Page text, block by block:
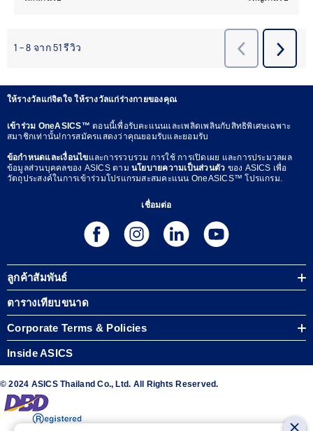
ให้รางวัลแก่จิตใจ ให้รางวัลแก่ร่างกายของคุณ
เข้าร่วม OneASICS™ตอนนี้เพื่อรับคะแนนและเพลิดเพลินกับสิทธิพิเศษเฉพาะ
สมาชิกเท่านั้น!การสมัครแสดงว่าคุณยอมรับและยอมรับ
ข้อกำหนดและเงื่อนไขและการรวบรวม การใช้ การเปิดเผย และการประมวลผล
ข้อมูลส่วนบุคคลของ ASICS ตาม นโยบายความเป็นส่วนตัว ของ ASICS เพื่อ
วัตถุประสงค์ในการเข้าร่วมโปรแกรมสะสมคะแนน OneASICS™ โปรแกรม.
เชื่อมต่อ
ลูกค้าสัมพันธ์
ตารางเทียบขนาด
Corporate Terms & Policies
Inside ASICS
© 2024 ASICS Thailand Co., Ltd. All Rights Reserved.